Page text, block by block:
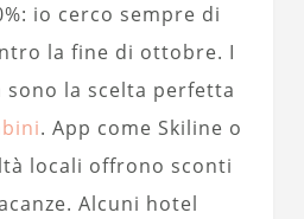
io cerco sempre di
la fine di ottobre. I
la scelta perfetta
. App come Skiline o
locali offrono sconti
Alcuni hotel